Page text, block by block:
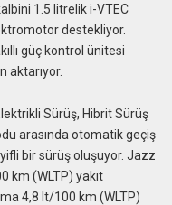
1.5 litrelik i-VTEC
destekliyor.
güç kontrol ünitesi
aktarıyor.
Sürüş, Hibrit Sürüş
arasında otomatik geçiş
bir sürüş oluşuyor. Jazz
km (WLTP) yakıt
4,8 lt/100 km (WLTP)